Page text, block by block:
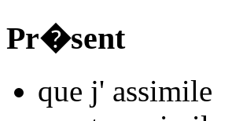
Pr�sent
que j' assimile